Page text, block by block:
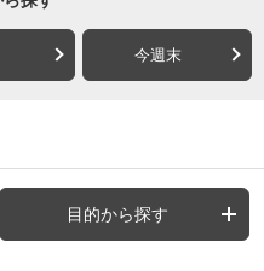
今週末
目的から探す